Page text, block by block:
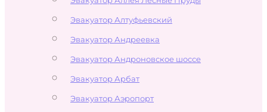
Эвакуатор Алтуфьевский
Эвакуатор Андреевка
Эвакуатор Андроновское шоссе
Эвакуатор Арбат
Эвакуатор Аэропорт